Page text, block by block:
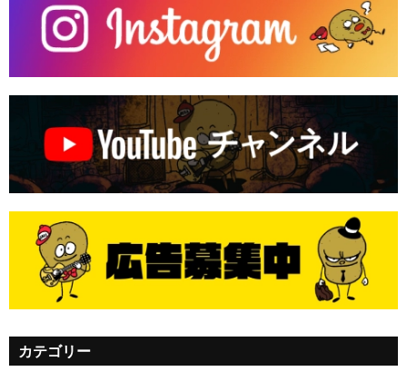
カテゴリー